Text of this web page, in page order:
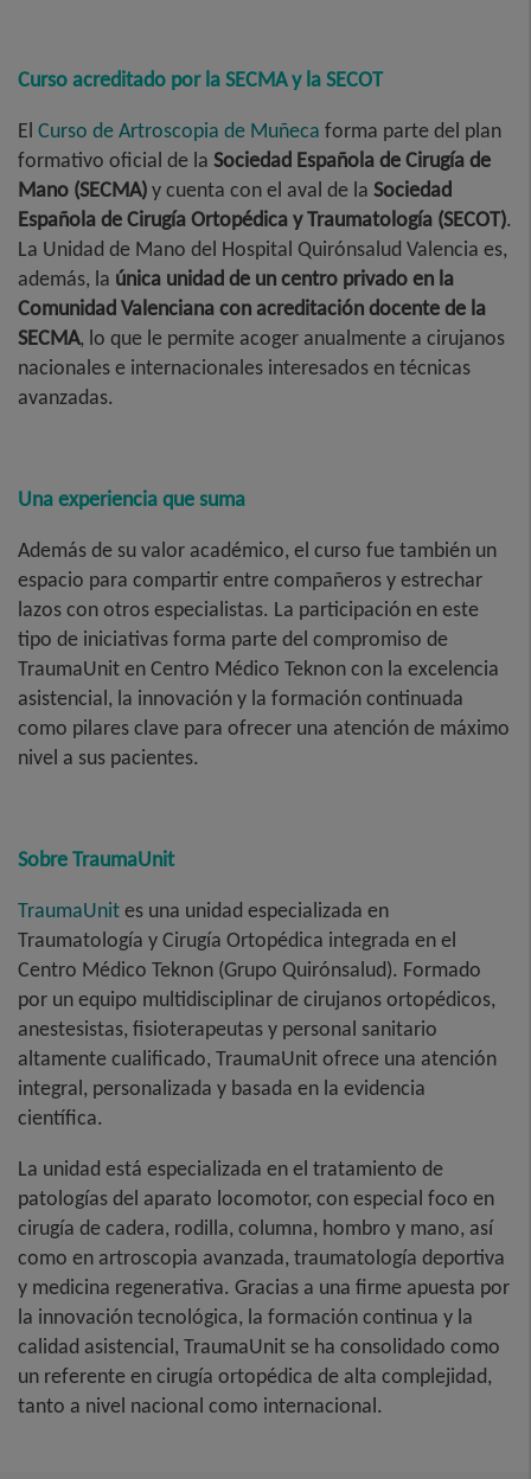
Curso acreditado por la SECMA y la SECOT
El Curso de Artroscopia de Muñeca forma parte del plan
formativo oficial de la Sociedad Española de Cirugía de
Mano (SECMA)y cuenta con el aval de la Sociedad
Española de Cirugía Ortopédica y Traumatología (SECOT).
La Unidad de Mano del Hospital Quirónsalud Valencia es,
además, la única unidad de un centro privado en la
Comunidad Valenciana con acreditación docente de la
SECMA, lo que le permite acoger anualmente a cirujanos
nacionales e internacionales interesados en técnicas
avanzadas.
Una experiencia que suma
Además de su valor académico, el curso fue también un
espacio para compartir entre compañeros y estrechar
lazos con otros especialistas. La participación en este
tipo de iniciativas forma parte del compromiso de
TraumaUnit en Centro Médico Teknon con la excelencia
asistencial, la innovación y la formación continuada
como pilares clave para ofrecer una atención de máximo
nivel a sus pacientes.
Sobre TraumaUnit
TraumaUnites una unidad especializada en
Traumatología y Cirugía Ortopédica integrada en el
Centro Médico Teknon (Grupo Quirónsalud). Formado
por un equipo multidisciplinar de cirujanos ortopédicos,
anestesistas, fisioterapeutas y personal sanitario
altamente cualificado, TraumaUnit ofrece una atención
integral, personalizada y basada en la evidencia
científica.
La unidad está especializada en el tratamiento de
patologías del aparato locomotor, con especial foco en
cirugía de cadera, rodilla, columna, hombro y mano, así
como en artroscopia avanzada, traumatología deportiva
y medicina regenerativa. Gracias a una firme apuesta por
la innovación tecnológica, la formación continua y la
calidad asistencial, TraumaUnit se ha consolidado como
un referente en cirugía ortopédica de alta complejidad,
tanto a nivel nacional como internacional.